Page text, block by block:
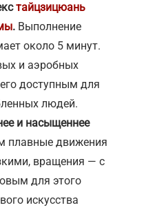
тайцзицюань
. Выполнение
около 5 минут.
и аэробных
доступным для
людей.
и насыщеннее
плавные движения
вращения — с
для этого
искусства